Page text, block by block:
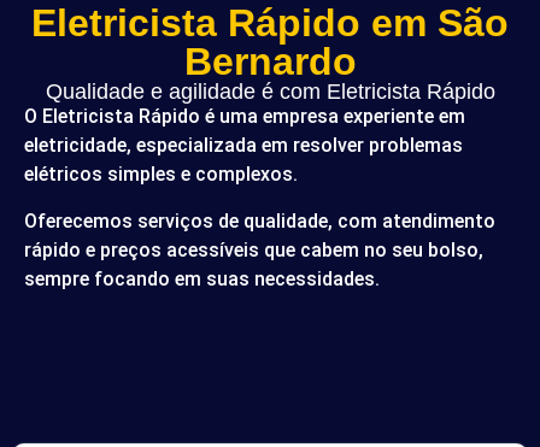
Eletricista Rápido em São
Bernardo
Qualidade e agilidade é com Eletricista Rápido
O Eletricista Rápido é uma empresa experiente em
eletricidade, especializada em resolver problemas
elétricos simples e complexos.
Oferecemos serviços de qualidade, com atendimento
rápido e preços acessíveis que cabem no seu bolso,
sempre focando em suas necessidades.